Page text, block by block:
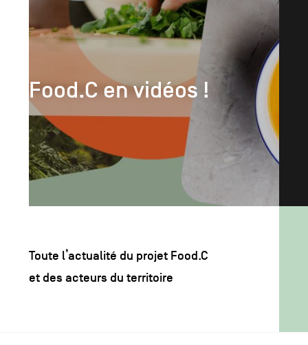
Toute l’actualité du projet Food.C
et des acteurs du territoire
Food.C en vidéos !
Lire
l'article